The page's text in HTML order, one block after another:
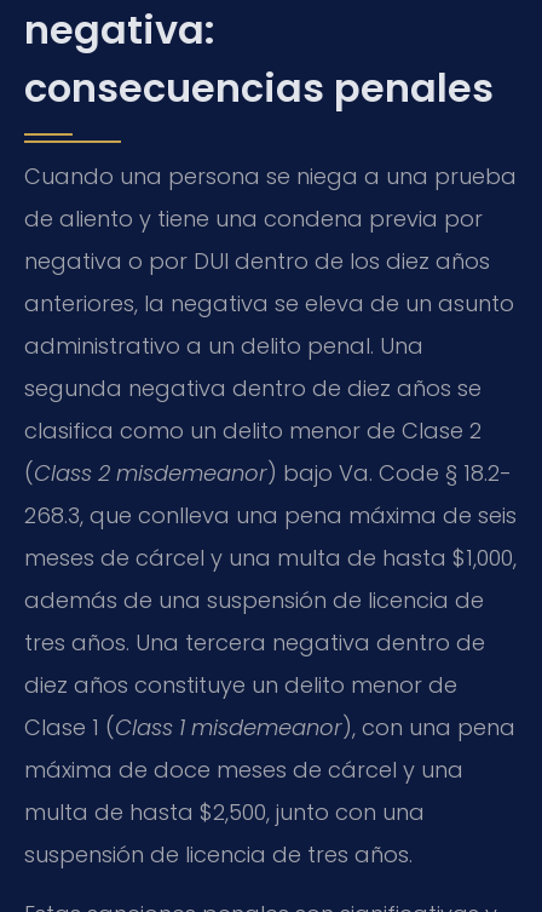
negativa:
consecuencias penales
Cuando una persona se niega a una prueba
de aliento y tiene una condena previa por
negativa o por DUI dentro de los diez años
anteriores, la negativa se eleva de un asunto
administrativo a un delito penal. Una
segunda negativa dentro de diez años se
clasifica como un delito menor de Clase 2
(Class 2 misdemeanor) bajo Va. Code § 18.2-
268.3, que conlleva una pena máxima de seis
meses de cárcel y una multa de hasta $1,000,
además de una suspensión de licencia de
tres años. Una tercera negativa dentro de
diez años constituye un delito menor de
Clase 1 (Class 1 misdemeanor), con una pena
máxima de doce meses de cárcel y una
multa de hasta $2,500, junto con una
suspensión de licencia de tres años.